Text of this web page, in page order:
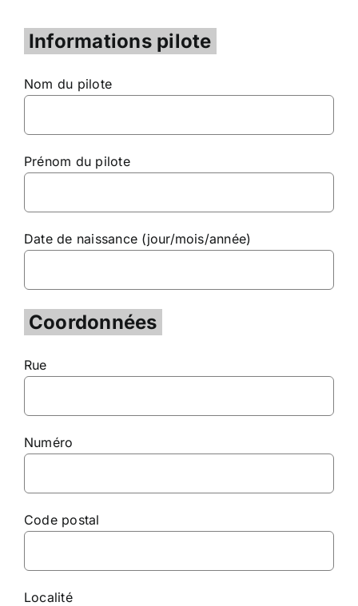
Informations pilote
Nom du pilote
Prénom du pilote
Date de naissance (jour/mois/année)
Coordonnées
Rue
Numéro
Code postal
Localité